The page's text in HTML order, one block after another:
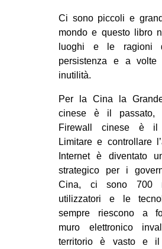
SPAZI
SPORT
ANTIFASCISMO
DIRITTO
MIGRAZIONI
PRECARIATO
REPRESSIONE
STUDENTI
Ci sono piccoli e
mondo e questo libro
luoghi e le ragioni
persistenza e a volte
inutilità.
Per la Cina la
cinese è il passato,
Firewall cinese è il
Limitare e controllare
Internet è diventato
strategico per i
Cina, ci sono 700
utilizzatori e le
sempre riescono a
muro elettronico
territorio è vasto e